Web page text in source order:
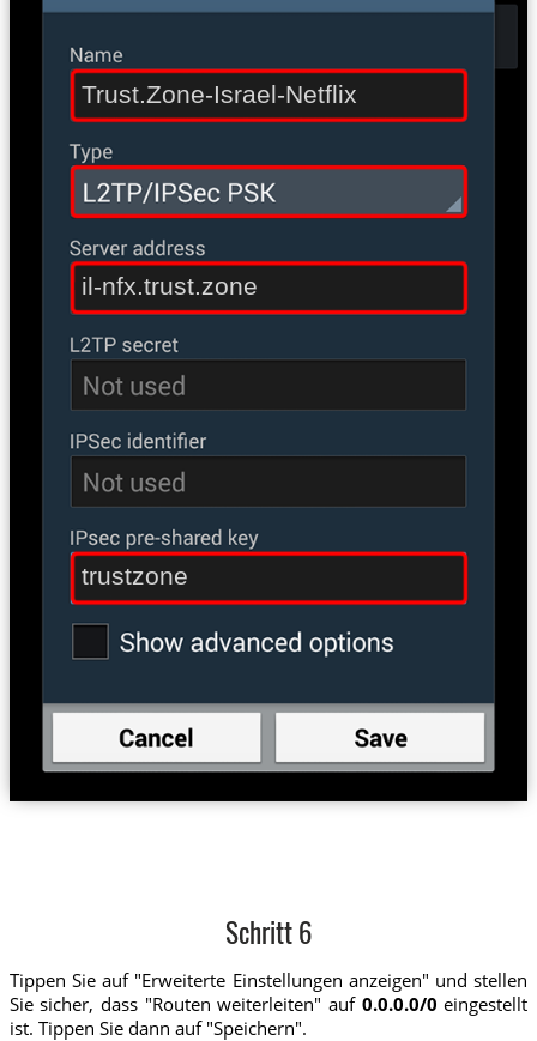
Trust.Zone-Israel-Netflix
il-nfx.trust.zone
trustzone
Schritt 6
Tippen Sie auf "Erweiterte Einstellungen anzeigen" und stellen
Sie sicher, dass "Routen weiterleiten" auf 0.0.0.0/0 eingestellt
ist. Tippen Sie dann auf "Speichern".